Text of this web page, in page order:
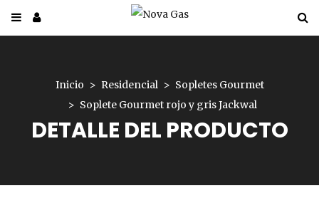
Inicio Residencial
Sopletes Gourmet
Soplete Gourmet rojo y gris Jackwal
DETALLE DEL PRODUCTO